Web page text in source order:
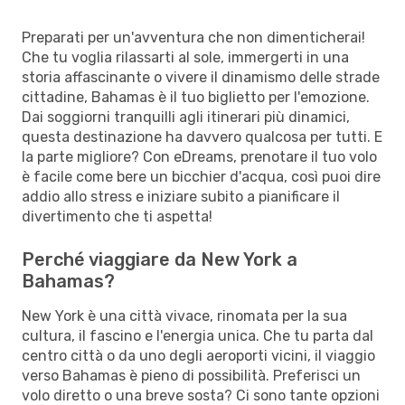
Preparati per un'avventura che non dimenticherai!
Che tu voglia rilassarti al sole, immergerti in una
storia affascinante o vivere il dinamismo delle strade
cittadine, Bahamas è il tuo biglietto per l'emozione.
Dai soggiorni tranquilli agli itinerari più dinamici,
questa destinazione ha davvero qualcosa per tutti. E
la parte migliore? Con eDreams, prenotare il tuo volo
è facile come bere un bicchier d'acqua, così puoi dire
addio allo stress e iniziare subito a pianificare il
divertimento che ti aspetta!
Perché viaggiare da New York a
Bahamas?
New York è una città vivace, rinomata per la sua
cultura, il fascino e l'energia unica. Che tu parta dal
centro città o da uno degli aeroporti vicini, il viaggio
verso Bahamas è pieno di possibilità. Preferisci un
volo diretto o una breve sosta? Ci sono tante opzioni